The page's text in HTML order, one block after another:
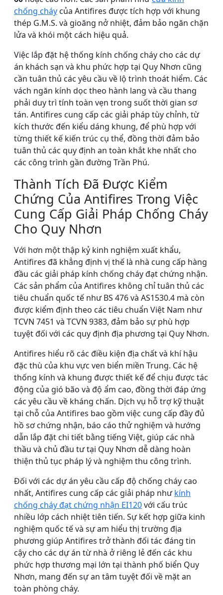
chống cháy của Antifires được tích hợp với khung
thép G.M.S. và gioăng nở nhiệt, đảm bảo ngăn chặn
lửa và khói một cách hiệu quả.
Việc lắp đặt hệ thống kính chống cháy cho các dự
án khách sạn và khu phức hợp tại Quy Nhơn cũng
cần tuân thủ các yêu cầu về lộ trình thoát hiểm. Các
vách ngăn kính dọc theo hành lang và cầu thang
phải duy trì tính toàn vẹn trong suốt thời gian sơ
tán. Antifires cung cấp các giải pháp tùy chỉnh, từ
kích thước đến kiểu dáng khung, để phù hợp với
từng thiết kế kiến trúc cụ thể, đồng thời đảm bảo
tuân thủ các quy định an toàn khắt khe nhất cho
các công trình gần đường Trần Phú.
Thành Tích Đã Được Kiểm
Chứng Của Antifires Trong Việc
Cung Cấp Giải Pháp Chống Cháy
Cho Quy Nhơn
Với hơn một thập kỷ kinh nghiệm xuất khẩu,
Antifires đã khẳng định vị thế là nhà cung cấp hàng
đầu các giải pháp kính chống cháy đạt chứng nhận.
Các sản phẩm của Antifires không chỉ tuân thủ các
tiêu chuẩn quốc tế như BS 476 và AS1530.4 mà còn
được kiểm định theo các tiêu chuẩn Việt Nam như
TCVN 7451 và TCVN 9383, đảm bảo sự phù hợp
tuyệt đối với các quy định địa phương tại Quy Nhơn.
Antifires hiểu rõ các điều kiện địa chất và khí hậu
đặc thù của khu vực ven biển miền Trung. Các hệ
thống kính và khung được thiết kế để chịu được tác
động của gió bão và độ ẩm cao, đồng thời đáp ứng
các yêu cầu về kháng chấn. Dịch vụ hỗ trợ kỹ thuật
tại chỗ của Antifires bao gồm việc cung cấp đầy đủ
hồ sơ chứng nhận, báo cáo thử nghiệm và hướng
dẫn lắp đặt chi tiết bằng tiếng Việt, giúp các nhà
thầu và chủ đầu tư tại Quy Nhơn dễ dàng hoàn
thiện thủ tục pháp lý và nghiệm thu công trình.
Đối với các dự án yêu cầu cấp độ chống cháy cao
nhất, Antifires cung cấp các giải pháp nhưkính
chống cháy đạt chứng nhận EI120với cấu trúc
nhiều lớp cách nhiệt tiên tiến. Sự kết hợp giữa kinh
nghiệm quốc tế và sự am hiểu thị trường địa
phương giúp Antifires trở thành đối tác đáng tin
cậy cho các dự án từ nhà ở riêng lẻ đến các khu
phức hợp thương mại lớn tại thành phố biển Quy
Nhơn, mang đến sự an tâm tuyệt đối về mặt an
toàn phòng cháy.